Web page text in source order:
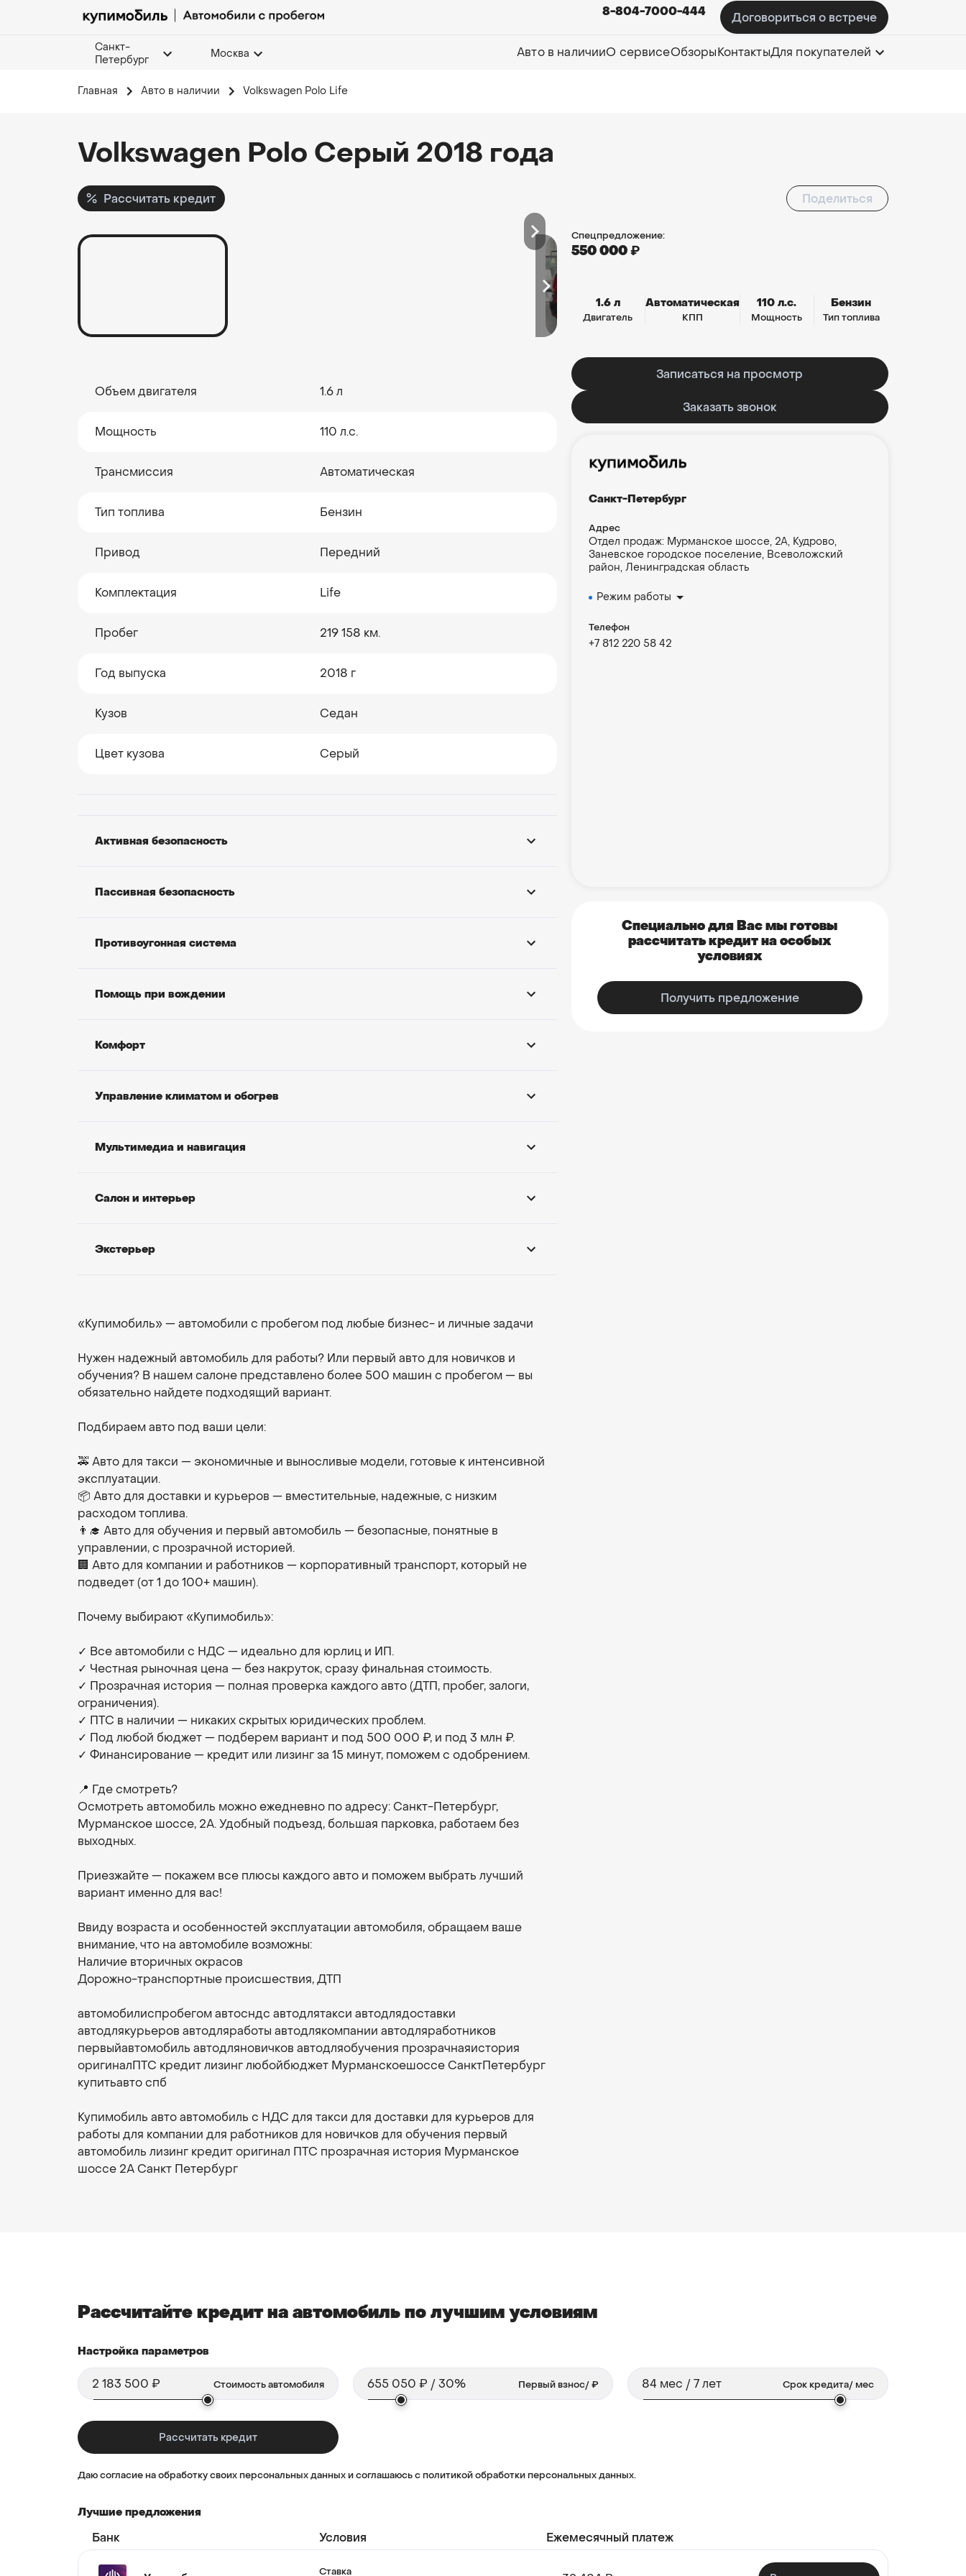
8-804-7000-444 Договориться о встрече
Санкт-
Петербург
Москва Авто в наличииО сервисеОбзорыКонтактыДля покупателей
Главная Авто в наличии Volkswagen Polo Life
Volkswagen Polo Серый 2018 года
Рассчитать кредит Поделиться
Активная безопасность
Пассивная безопасность
Противоугонная система
Помощь при вождении
Комфорт
Управление климатом и обогрев
Мультимедиа и навигация
Салон и интерьер
Экстерьер
Объем двигателя 1.6 л
Мощность 110 л.с.
Трансмиссия Автоматическая
Тип топлива Бензин
Привод Передний
Комплектация Life
Пробег 219 158 км.
Год выпуска 2018 г
Кузов Седан
Цвет кузова Серый
«Купимобиль» — автомобили с пробегом под любые бизнес- и личные задачи
Нужен надежный автомобиль для работы? Или первый авто для новичков и
обучения? В нашем салоне представлено более 500 машин с пробегом — вы
обязательно найдете подходящий вариант.
Подбираем авто под ваши цели:
🚕 Авто для такси — экономичные и выносливые модели, готовые к интенсивной
эксплуатации.
📦 Авто для доставки и курьеров — вместительные, надежные, с низким
расходом топлива.
👨‍🎓 Авто для обучения и первый автомобиль — безопасные, понятные в
управлении, с прозрачной историей.
🏢 Авто для компании и работников — корпоративный транспорт, который не
подведет (от 1 до 100+ машин).
Почему выбирают «Купимобиль»:
✓ Все автомобили с НДС — идеально для юрлиц и ИП.
✓ Честная рыночная цена — без накруток, сразу финальная стоимость.
✓ Прозрачная история — полная проверка каждого авто (ДТП, пробег, залоги,
ограничения).
✓ ПТС в наличии — никаких скрытых юридических проблем.
✓ Под любой бюджет — подберем вариант и под 500 000 ₽, и под 3 млн ₽.
✓ Финансирование — кредит или лизинг за 15 минут, поможем с одобрением.
📍 Где смотреть?
Осмотреть автомобиль можно ежедневно по адресу: Санкт-Петербург,
Мурманское шоссе, 2А. Удобный подъезд, большая парковка, работаем без
выходных.
Приезжайте — покажем все плюсы каждого авто и поможем выбрать лучший
вариант именно для вас!
Ввиду возраста и особенностей эксплуатации автомобиля, обращаем ваше
внимание, что на автомобиле возможны:
Наличие вторичных окрасов
Дорожно-транспортные происшествия, ДТП
автомобилиспробегом автосндс автодлятакси автодлядоставки
автодлякурьеров автодляработы автодлякомпании автодляработников
первыйавтомобиль автодляновичков автодляобучения прозрачнаяистория
оригиналПТС кредит лизинг любойбюджет Мурманскоешоссе СанктПетербург
купитьавто спб
Купимобиль авто автомобиль с НДС для такси для доставки для курьеров для
работы для компании для работников для новичков для обучения первый
автомобиль лизинг кредит оригинал ПТС прозрачная история Мурманское
шоссе 2А Санкт Петербург
Спецпредложение:
550 000₽
1.6 л
Двигатель
Автоматическая
КПП
110 л.с.
Мощность
Бензин
Тип топлива
Записаться на просмотр
Заказать звонок
Специально для Вас мы готовы
рассчитать кредит на особых
условиях
Получить предложение
Санкт-Петербург
Адрес
Отдел продаж: Мурманское шоссе, 2А, Кудрово,
Заневское городское поселение, Всеволожский
район, Ленинградская область
Режим работы
Телефон
+7 812 220 58 42
Рассчитайте кредит на автомобиль по лучшим условиям
Настройка параметров
Первый взнос/ ₽ Срок кредита/ мес
Даю согласие на обработку своих персональных данных и соглашаюсь с политикой обработки персональных данных.
Лучшие предложения
Банк Условия Ежемесячный платеж
Ставка